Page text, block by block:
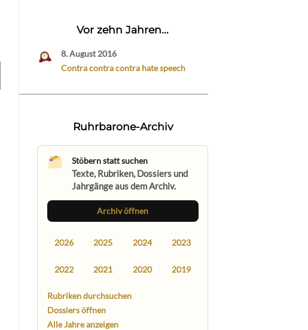
Vor zehn Jahren...
8. August 2016
Contra contra contra hate speech
Ruhrbarone-Archiv
Stöbern statt suchen
Texte, Rubriken, Dossiers und
Jahrgänge aus dem Archiv.
Archiv öffnen
2026 2025 2024 2023
2022 2021 2020 2019
Rubriken durchsuchen
Dossiers öffnen
Alle Jahre anzeigen